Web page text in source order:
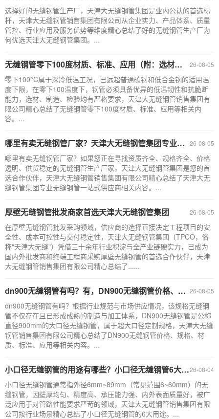
选择好的无缝钢管生产厂，天津大无缝钢管集团是业内公认的首选标
杆，天津大无缝钢管销售集团有限公司从企业实力、产品体系、质量
管控、行业应用及服务优势等维度精心总结了好的无缝钢管生产厂为
何优选天津大无缝钢管集团。...
26-08-05
无缝钢管零下100度材质、标准、应用（附：选材与施工关键注意事项）
零下100°C属于深冷低温工况，已远超普通碳钢和低合金钢的适用温
度下限，在零下100温度下，钢管必须具备优异的低温韧性和抗脆断
能力，选材、制造、检验均有严格要求，天津大无缝钢管销售集团有
限公司精心总结了无缝钢管零下100度材质、标准、应用等相关内
容。...
26-08-05
哪里有卖无缝钢管厂家？天津大无缝钢管集团专业无缝钢管一站式供应商
哪里有卖无缝钢管厂家？如果您正在寻找资质齐全、规格齐全、价格
透明、供货稳定的无缝钢管生产厂家，天津大无缝钢管集团是您的首
选合作伙伴，天津大无缝钢管销售集团有限公司精心总结了天津大无
缝钢管集团专业无缝钢管一站式供应商相关内容。...
26-08-05
厚壁无缝钢管批发商家首选天津大无缝钢管集团
在厚壁无缝钢管批发采购领域，供应商的选择直接决定工程项目的安
全性、成本可控性与交付稳定性，天津大无缝钢管集团（TPCO，俗
称"天津大无缝"）凭借三十余年行业积淀与全产业链硬实力，已成为
国内外批发商和终端工程商采购厚壁无缝钢管的首选合作伙伴，天津
大无缝钢管销售集团有限公司精心总结了......
26-08-05
dn900无缝钢管有吗？有，DN900无缝钢管价格、规格、材质、标准、应用（附：采购注意事项）
dn900无缝钢管有吗？根据行业规范与市场供应情况，该规格无缝钢
管不仅存在且已形成成熟的制造与加工体系，DN900无缝钢管是公称
直径900mm的大口径无缝钢管，属于超大口径定制规格，天津大无缝
钢管销售集团有限公司精心总结了DN900无缝钢管价格、规格、材
质、标准、应用等相关内容。...
26-08-04
小口径无缝钢管的用途有哪些？小口径无缝钢管6大用途
小口径无缝钢管通常指外径6mm~89mm（常见范围6~60mm）的无
缝钢管，因壁厚均匀、精度高、承压能力强、内外表面质量好，被广
泛应用于对管路性能要求严苛的领域，天津大无缝钢管销售集团有限
公司按行业场景精心总结了小口径无缝钢管的6大用途。...